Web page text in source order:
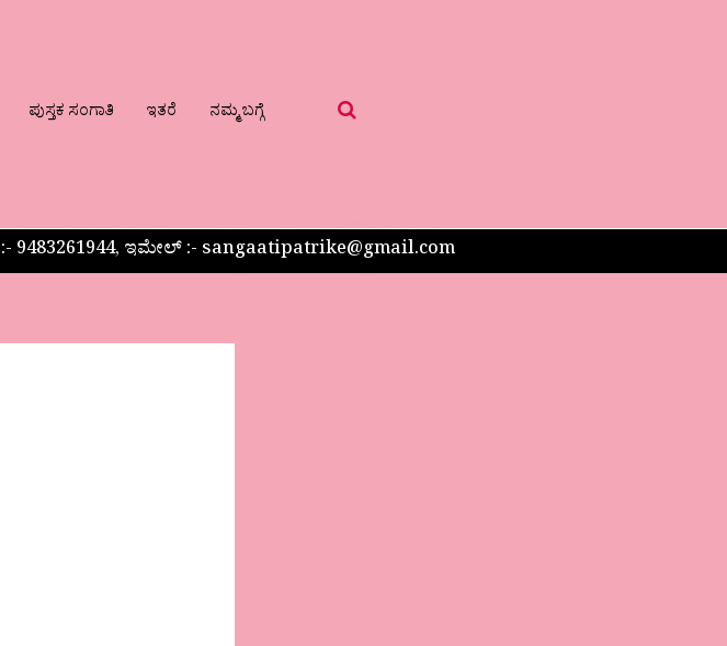
ಪುಸ್ತಕ ಸಂಗಾತಿ ಇತರೆ ನಮ್ಮ ಬಗ್ಗೆ
9483261944, ಇಮೇಲ್ :- sangaatipatrike@gmail.com